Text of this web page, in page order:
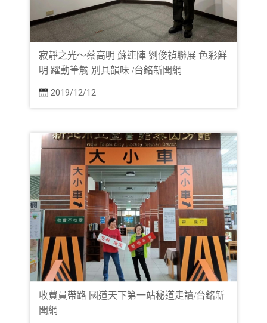
寂靜之光～蔡高明 蘇連陣 劉俊禎聯展 色彩鮮
明 躍動筆觸 別具韻味 /台銘新聞網
2019/12/12
收費員帶路 國道天下第一站秘道走讀/台銘新
聞網